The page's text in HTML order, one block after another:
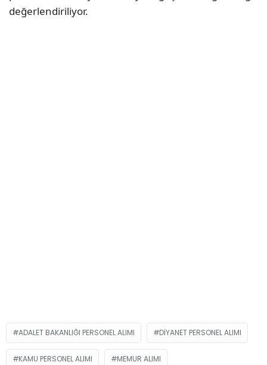
değerlendiriliyor.
ADALET BAKANLIĞI PERSONEL ALIMI DIYANET PERSONEL ALIMI
KAMU PERSONEL ALIMI MEMUR ALIMI